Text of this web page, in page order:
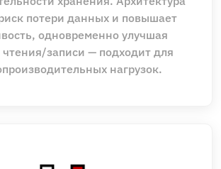
потери данных и повышает
одновременно улучшая
чтения/записи — подходит для
нагрузок.